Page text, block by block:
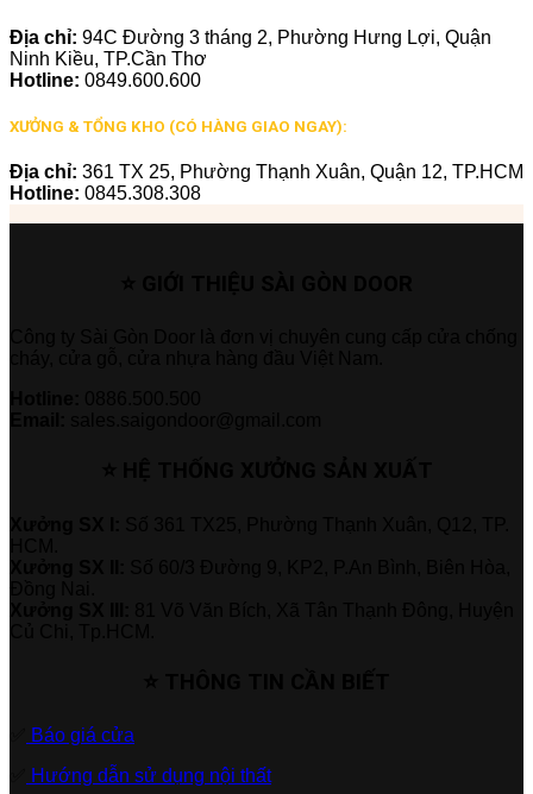
Địa chỉ: 94C Đường 3 tháng 2, Phường Hưng Lợi, Quận
Ninh Kiều, TP.Cần Thơ
Hotline: 0849.600.600
XƯỞNG & TỔNG KHO (CÓ HÀNG GIAO NGAY):
Địa chỉ: 361 TX 25, Phường Thạnh Xuân, Quận 12, TP.HCM
Hotline: 0845.308.308
Báo giá cửa
Hướng dẫn sử dụng nội thất